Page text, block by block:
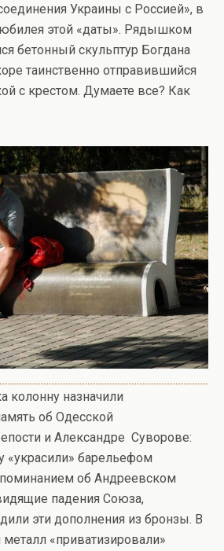
Украины с Россией», в
юбилея этой «даты». Рядышком
бетонный скульптур Богдана
таинственно отправившийся
с крестом. Думаете все? Как
колонну назначили
об Одесской
и Александре Суворове:
«украсили» барельефом
об Андреевском
падения Союза,
эти дополнения из бронзы. В
«приватизировали»